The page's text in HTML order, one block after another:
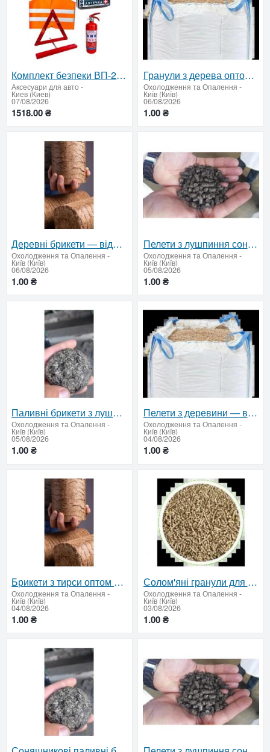
Комплект безпеки ВП-2: аптечка, вогнегасник, знaк, жилет
Аксесуари для авто -
Киев (Киев)
07/08/2026
1518.00 ₴
Гранули з дерева оптом — доставка по Україні
Охолодження та Опалення -
Київ (Київ)
06/08/2026
1.00 ₴
Деревні брикети — відвантаження від 22 тонн по Україні
Охолодження та Опалення -
Київ (Київ)
06/08/2026
1.00 ₴
Пелети з лушпиння соняшника для підприємств
Охолодження та Опалення -
Київ (Київ)
05/08/2026
1.00 ₴
Паливні брикети з лушпиння — відвантаження від 22 тонн
Охолодження та Опалення -
Київ (Київ)
05/08/2026
1.00 ₴
Пелети з деревини — відвантаження від 22 тонн
Охолодження та Опалення -
Київ (Київ)
04/08/2026
1.00 ₴
Брикети з тирси оптом — тенти або зерновози
Охолодження та Опалення -
Київ (Київ)
04/08/2026
1.00 ₴
Солом'яні гранули для підприємств | від 22 т
Охолодження та Опалення -
Київ (Київ)
03/08/2026
1.00 ₴